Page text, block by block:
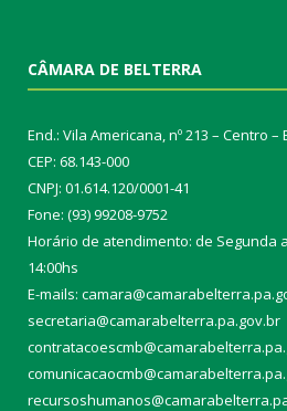
CÂMARA DE BELTERRA
End.: Vila Americana, nº 213 – Centro
CEP: 68.143-000
CNPJ: 01.614.120/0001-41
Fone: (93) 99208-9752
Horário de atendimento: de Segunda
14:00hs
E-mails:
secretaria@camarabelterra.pa.gov.br